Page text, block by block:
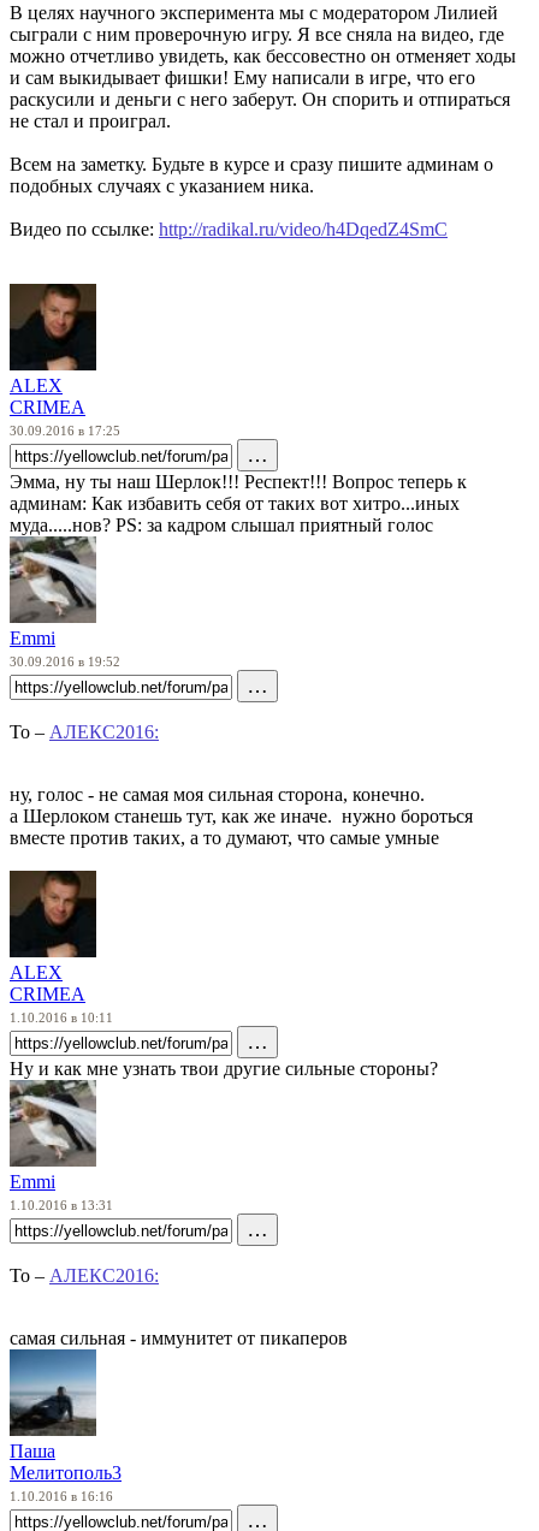
В целях научного эксперимента мы с модератором Лилией
сыграли с ним проверочную игру. Я все сняла на видео, где
можно отчетливо увидеть, как бессовестно он отменяет ходы
и сам выкидывает фишки! Ему написали в игре, что его
раскусили и деньги с него заберут. Он спорить и отпираться
не стал и проиграл.
Всем на заметку. Будьте в курсе и сразу пишите админам о
подобных случаях с указанием ника.
Видео по ссылке: http://radikal.ru/video/h4DqedZ4SmC
ALEX
CRIMEA
30.09.2016 в 17:25
…
Эмма, ну ты наш Шерлок!!! Респект!!! Вопрос теперь к
админам: Как избавить себя от таких вот хитро...иных
муда.....нов? PS: за кадром слышал приятный голос
Emmi
30.09.2016 в 19:52
…
To – АЛЕКС2016:
ну, голос - не самая моя сильная сторона, конечно.
а Шерлоком станешь тут, как же иначе. нужно бороться
вместе против таких, а то думают, что самые умные
ALEX
CRIMEA
1.10.2016 в 10:11
…
Ну и как мне узнать твои другие сильные стороны?
Emmi
1.10.2016 в 13:31
…
To – АЛЕКС2016:
самая сильная - иммунитет от пикаперов
Паша
Мелитополь3
1.10.2016 в 16:16
…